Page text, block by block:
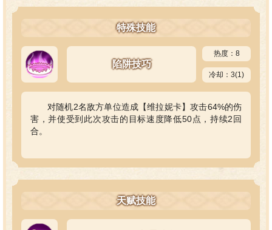
特殊技能
陷阱技巧
热度：8
冷却：3(1)
对随机2名敌方单位造成【维拉妮卡】攻击64%的伤
害，并使受到此次攻击的目标速度降低50点，持续2回
合。
天赋技能